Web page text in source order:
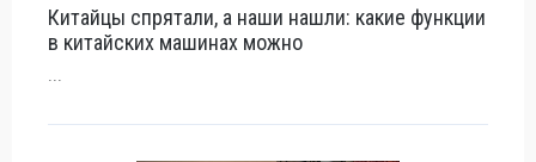
Китайцы спрятали, а наши нашли: какие функции
в китайских машинах можно